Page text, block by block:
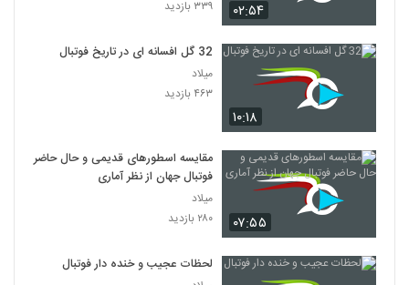
۰۲:۵۴
۳۳۹ بازدید
۱۰:۱۸
32 گل افسانه ای در تاریخ فوتبال
میلاد
۴۶۳ بازدید
۰۷:۵۵
مقایسه اسطورهای قدیمی و حال حاضر
فوتبال جهان از نظر آماری
میلاد
۲۸۰ بازدید
لحظات عجیب و خنده دار فوتبال